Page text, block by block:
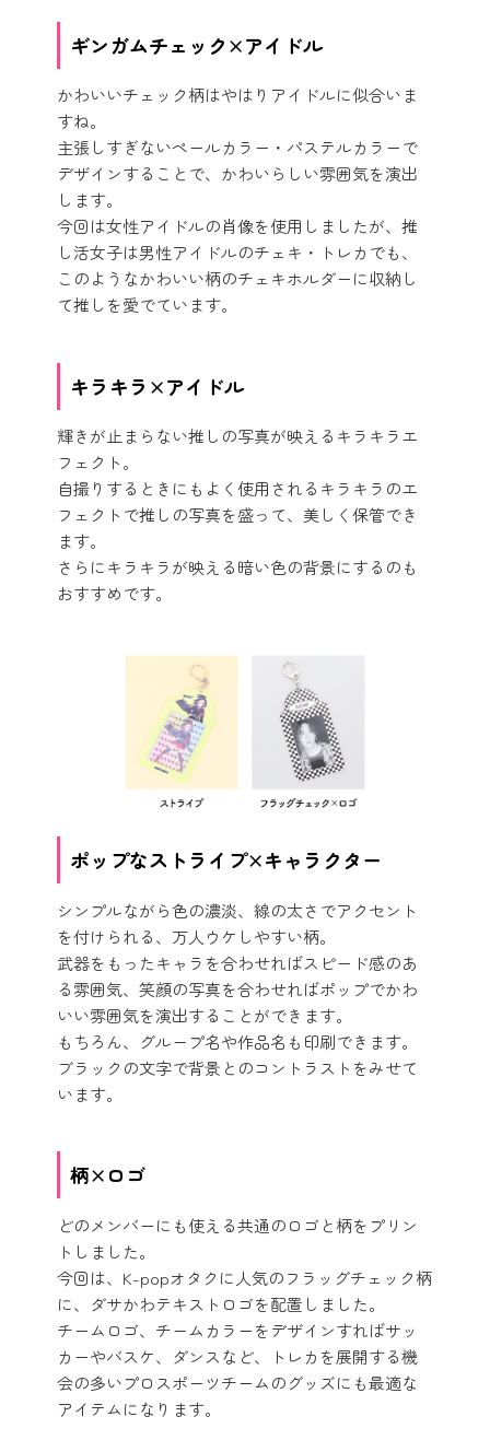
ギンガムチェック×アイドル
かわいいチェック柄はやはりアイドルに似合いま
すね。
主張しすぎないペールカラー・パステルカラーで
デザインすることで、かわいらしい雰囲気を演出
します。
今回は女性アイドルの肖像を使用しましたが、推
し活女子は男性アイドルのチェキ・トレカでも、
このようなかわいい柄のチェキホルダーに収納し
て推しを愛でています。
キラキラ×アイドル
輝きが止まらない推しの写真が映えるキラキラエ
フェクト。
自撮りするときにもよく使用されるキラキラのエ
フェクトで推しの写真を盛って、美しく保管でき
ます。
さらにキラキラが映える暗い色の背景にするのも
おすすめです。
ポップなストライプ×キャラクター
シンプルながら色の濃淡、線の太さでアクセント
を付けられる、万人ウケしやすい柄。
武器をもったキャラを合わせればスピード感のあ
る雰囲気、笑顔の写真を合わせればポップでかわ
いい雰囲気を演出することができます。
もちろん、グループ名や作品名も印刷できます。
ブラックの文字で背景とのコントラストをみせて
います。
柄×ロゴ
どのメンバーにも使える共通のロゴと柄をプリン
トしました。
今回は、K-popオタクに人気のフラッグチェック柄
に、ダサかわテキストロゴを配置しました。
チームロゴ、チームカラーをデザインすればサッ
カーやバスケ、ダンスなど、トレカを展開する機
会の多いプロスポーツチームのグッズにも最適な
アイテムになります。